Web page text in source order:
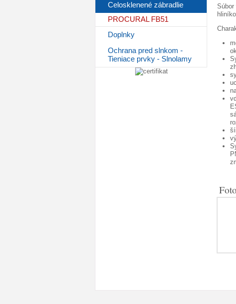
Celosklenené zábradlie
PROCURAL FB51
Doplnky
Ochrana pred slnkom -
Tieniace prvky - Slnolamy
Súbor